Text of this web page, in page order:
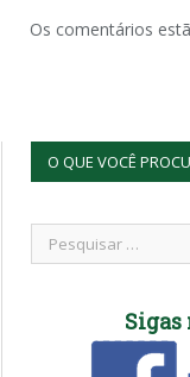
Os comentários
O QUE VOCÊ
Sigas